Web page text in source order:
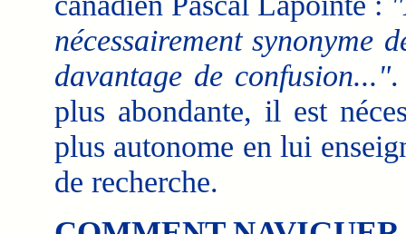
nécessairement synonyme
davantage de confusion...".
plus abondante, il est
plus autonome en lui
de recherche.